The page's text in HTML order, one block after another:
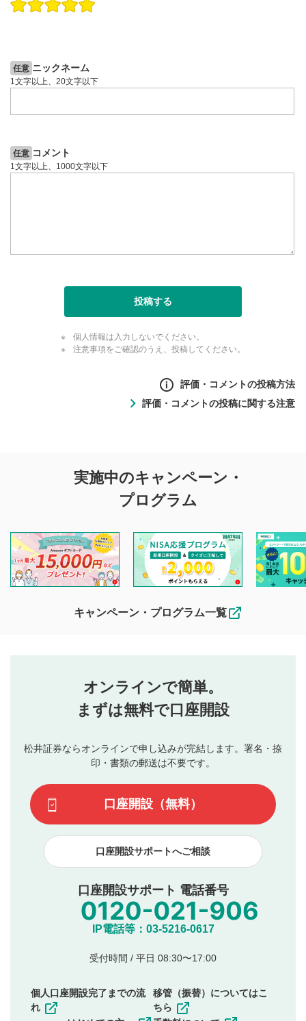
操作説明動画
任意 ニックネーム
1文字以上、20文字以下
任意 コメント
1文字以上、1000文字以下
投稿する
個人情報は入力しないでください。
注意事項をご確認のうえ、投稿してください。
評価・コメントの投稿方法
投稿するボタン
星で評価をすると投稿できます。（お名前とコメント
動画の評価
です）
評価・コメントの投稿に関する注意
投稿に関する注意
を目的として、各動画コンテンツに、評価およびコメントの
投稿ができます。利用者は以下の注意事項をご理解のうえ、
閲覧および投稿を行うものとしてください。
他の利用者が動画を視聴される際の参考になるコメントをお
待ちしております。
なお、投稿をもって、本注意事項に同意されたものとみなし
行ってください。
当社は、利用者同士、もしくは利用者と第三者間のトラ
ブルによって生じた損害に対して一切の責任を負いませ
評価およびコメントは当社にて審査のうえ、掲載となり
ます。掲載されるまでに日数がかかる場合や掲載されない
てはお答えできません。各動画コンテンツへの掲載をもっ
て結果のご連絡といたします。ご了承ください。
下記の項目に該当すると判断された投稿内容は、掲載を
見合わせる場合がございます。
本動画コンテンツとは無関係の内容の投稿
他者への誹謗中傷や差別的表現投稿
公序良俗に反する内容の投稿
氏名、住所、電話番号など個人を特定できる情報の
他のサイトへの誘導や営利目的、広告・宣伝を目
他者の権利（商標、著作権、その他の知的財産
同一内容の多重投稿
その他当社が不適切と判断した投稿
実施中のキャンペーン・
プログラム
キャンペーン・プログラム一覧
オンラインで簡単。
まずは無料で口座開設
松井証券ならオンラインで申し込みが完結します。署名・捺
印・書類の郵送は不要です。
口座開設（無料）
口座開設サポートへご相談
口座開設サポート 電話番号
IP電話等：03-5216-0617
受付時間 / 平日 08:30〜17:00
個人口座開設完了までの流
れ
移管（振替）についてはこ
ちら